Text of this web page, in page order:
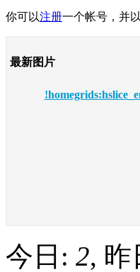
你可以注册一个帐号，并
最新图片
今日: 2, 昨